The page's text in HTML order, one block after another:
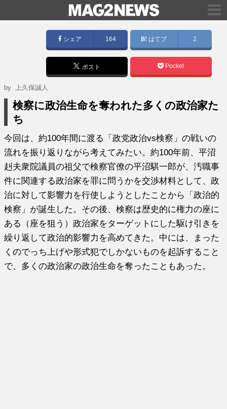
シェア 164 はてブ 2
ポスト Pocket
by上久保誠人
検察に政治生命を奪われた多くの政治家た
ち
今回は、約100年間に渡る「政党政治vs検察」の戦いの
流れを振り返りながら考えてみたい。約100年前、平沼
赳夫衆院議員の祖父で検察官僚の平沼騏一郎が、汚職事
件に関連する政治家を罪に問うかを交渉材料として、政
治に対して影響力を行使しようとしたことから「政治的
検察」が誕生した。その後、検察は歴史的に権力の座に
ある（座を狙う）政治家をターゲットにした駆け引きを
繰り返して政治的影響力を高めてきた。中には、まった
くのでっち上げや形式犯でしかないものを起訴すること
で、多くの政治家の政治生命を奪ったこともあった。